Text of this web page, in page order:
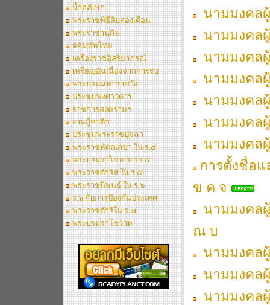
น้ำอภิเษก
พระราชพิธีสิบสองเดือน
พระราชานุกิจ
จอมทัพไทย
เครื่องราชอิสริยาภรณ์
เหรียญอันเนื่องจากการรบ
พระบรมมหาราชวัง
ประชุมพงศาวดาร
ราชการสงครามฯ
งานกู้ชาติฯ
ประชุมพระราชปุจฉา
พระราชหัตถเลขา ใน ร.๔
พระบรมราโชบายฯ ร.๕
พระราชดำรัส ใน ร.๕
พระราชนิพนธ์ ใน ร.๖
ร.๖ กับการป้องกันประเทศ
พระราชดำริใน ร.๗
พระบรมราโชวาท
นามมงคล
นามมงคล
นามมงคล
นามมงคล
นามมงคล
นามมงคล
นามมงคล
การตั้งชื่อ
ข ค จ
นามมงคล
ณ บ
นามมงคล
นามมงคล
นามมงคล